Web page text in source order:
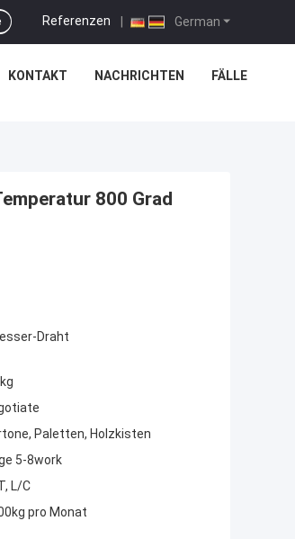
German
Referenzen |
KONTAKT NACHRICHTEN FÄLLE
800 Grad
Draht
Paletten, Holzkisten
5-8work
L/C
pro Monat